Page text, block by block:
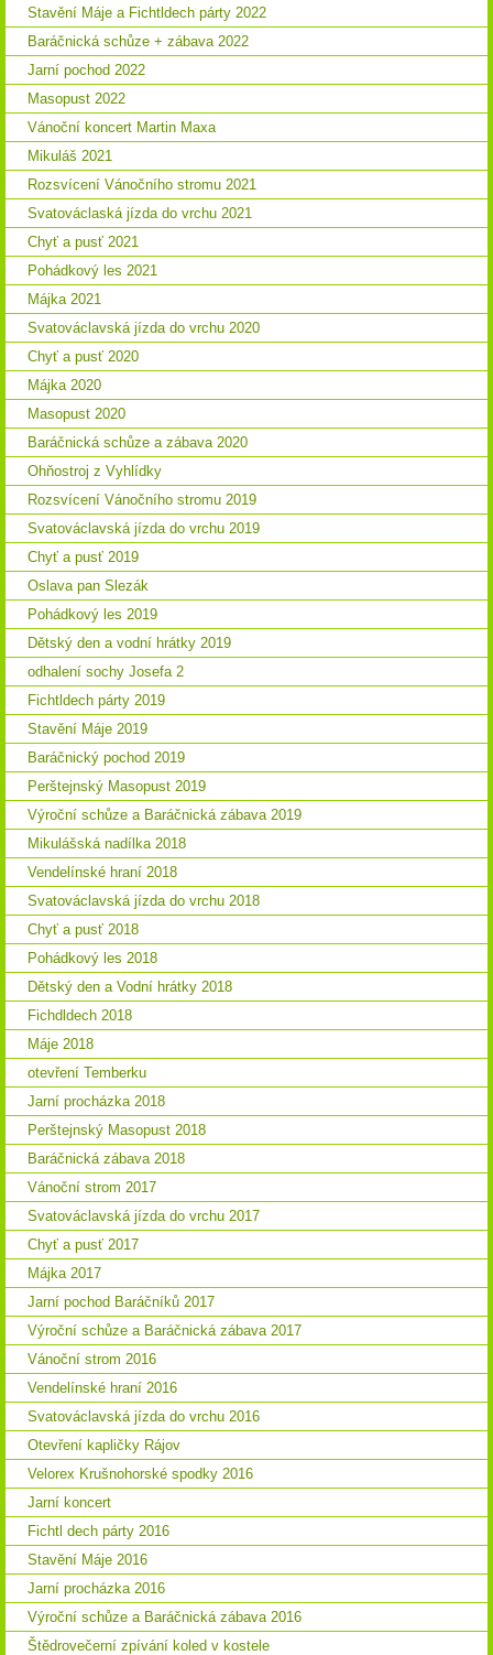
Stavění Máje a Fichtldech párty 2022
Baráčnická schůze + zábava 2022
Jarní pochod 2022
Masopust 2022
Vánoční koncert Martin Maxa
Mikuláš 2021
Rozsvícení Vánočního stromu 2021
Svatováclaská jízda do vrchu 2021
Chyť a pusť 2021
Pohádkový les 2021
Májka 2021
Svatováclavská jízda do vrchu 2020
Chyť a pusť 2020
Májka 2020
Masopust 2020
Baráčnická schůze a zábava 2020
Ohňostroj z Vyhlídky
Rozsvícení Vánočního stromu 2019
Svatováclavská jízda do vrchu 2019
Chyť a pusť 2019
Oslava pan Slezák
Pohádkový les 2019
Dětský den a vodní hrátky 2019
odhalení sochy Josefa 2
Fichtldech párty 2019
Stavění Máje 2019
Baráčnický pochod 2019
Perštejnský Masopust 2019
Výroční schůze a Baráčnická zábava 2019
Mikulášská nadílka 2018
Vendelínské hraní 2018
Svatováclavská jízda do vrchu 2018
Chyť a pusť 2018
Pohádkový les 2018
Dětský den a Vodní hrátky 2018
Fichdldech 2018
Máje 2018
otevření Temberku
Jarní procházka 2018
Perštejnský Masopust 2018
Baráčnická zábava 2018
Vánoční strom 2017
Svatováclavská jízda do vrchu 2017
Chyť a pusť 2017
Májka 2017
Jarní pochod Baráčníků 2017
Výroční schůze a Baráčnická zábava 2017
Vánoční strom 2016
Vendelínské hraní 2016
Svatováclavská jízda do vrchu 2016
Otevření kapličky Rájov
Velorex Krušnohorské spodky 2016
Jarní koncert
Fichtl dech párty 2016
Stavění Máje 2016
Jarní procházka 2016
Výroční schůze a Baráčnická zábava 2016
Štědrovečerní zpívání koled v kostele